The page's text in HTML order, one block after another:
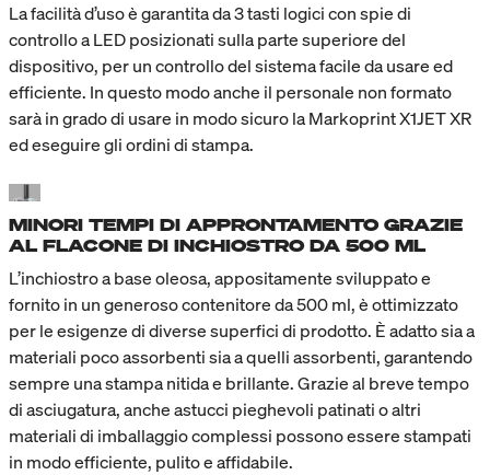
La facilità d’uso è garantita da 3 tasti logici con spie di
controllo a LED posizionati sulla parte superiore del
dispositivo, per un controllo del sistema facile da usare ed
efficiente. In questo modo anche il personale non formato
sarà in grado di usare in modo sicuro la Markoprint X1JET XR
ed eseguire gli ordini di stampa.
MINORI TEMPI DI APPRONTAMENTO GRAZIE
AL FLACONE DI INCHIOSTRO DA 500 ML
L’inchiostro a base oleosa, appositamente sviluppato e
fornito in un generoso contenitore da 500 ml, è ottimizzato
per le esigenze di diverse superfici di prodotto. È adatto sia a
materiali poco assorbenti sia a quelli assorbenti, garantendo
sempre una stampa nitida e brillante. Grazie al breve tempo
di asciugatura, anche astucci pieghevoli patinati o altri
materiali di imballaggio complessi possono essere stampati
in modo efficiente, pulito e affidabile.